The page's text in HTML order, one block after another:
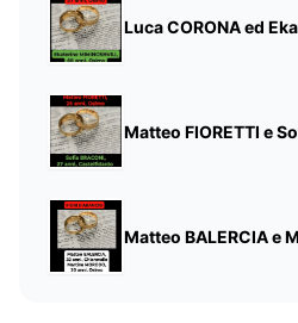
Luca CORONA ed
Matteo FIORETTI e
Matteo BALERCIA e